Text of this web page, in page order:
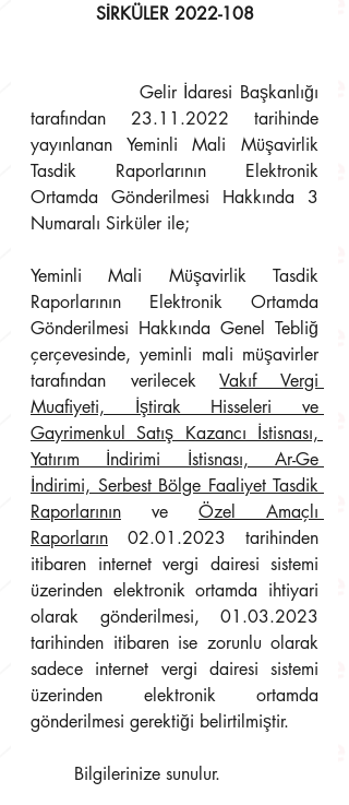
SİRKÜLER 2022-108
Gelir İdaresi Başkanlığı
tarafından 23.11.2022 tarihinde
yayınlanan Yeminli Mali Müşavirlik
Tasdik Raporlarının Elektronik
Ortamda Gönderilmesi Hakkında 3
Numaralı Sirküler ile;
Yeminli Mali Müşavirlik Tasdik
Raporlarının Elektronik Ortamda
Gönderilmesi Hakkında Genel Tebliğ
çerçevesinde, yeminli mali müşavirler
tarafından verilecek Vakıf Vergi
Muafiyeti, İştirak Hisseleri ve
Gayrimenkul Satış Kazancı İstisnası,
Yatırım İndirimi İstisnası, Ar-Ge
İndirimi, Serbest Bölge Faaliyet Tasdik
Raporlarının ve Özel Amaçlı
Raporların 02.01.2023 tarihinden
itibaren internet vergi dairesi sistemi
üzerinden elektronik ortamda ihtiyari
olarak gönderilmesi, 01.03.2023
tarihinden itibaren ise zorunlu olarak
sadece internet vergi dairesi sistemi
üzerinden elektronik ortamda
gönderilmesi gerektiği belirtilmiştir.
        Bilgilerinize sunulur.